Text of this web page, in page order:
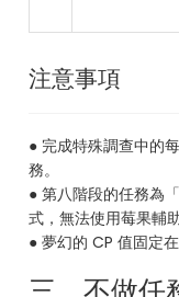
注意事項
● 完成特殊調查中的
務。
● 第八階段的任務為
式，無法使用莓果輔
● 夢幻的 CP 值固定